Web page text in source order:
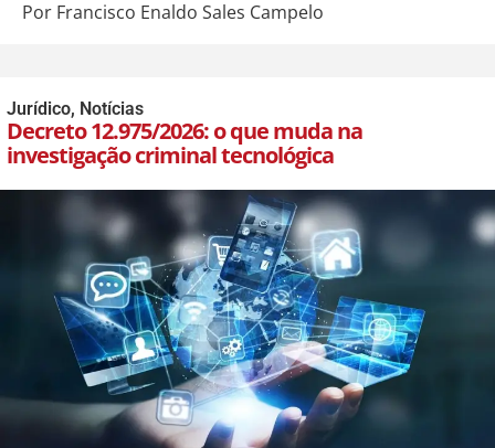
Por Francisco Enaldo Sales Campelo
Jurídico, Notícias
Decreto 12.975/2026: o que muda na
investigação criminal tecnológica